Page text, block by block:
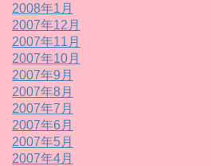
2008年1月
2007年12月
2007年11月
2007年10月
2007年9月
2007年8月
2007年7月
2007年6月
2007年5月
2007年4月